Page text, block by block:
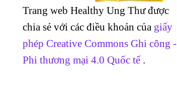
Trang web Healthy Ung Thư được
chia sẻ với các điều khoản của giấy
phép Creative Commons Ghi công -
Phi thương mại 4.0 Quốc tế